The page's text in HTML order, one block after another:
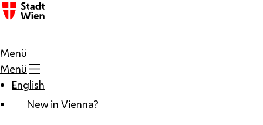
Zum Inhalt
Menü
Menü
English
New in Vienna?